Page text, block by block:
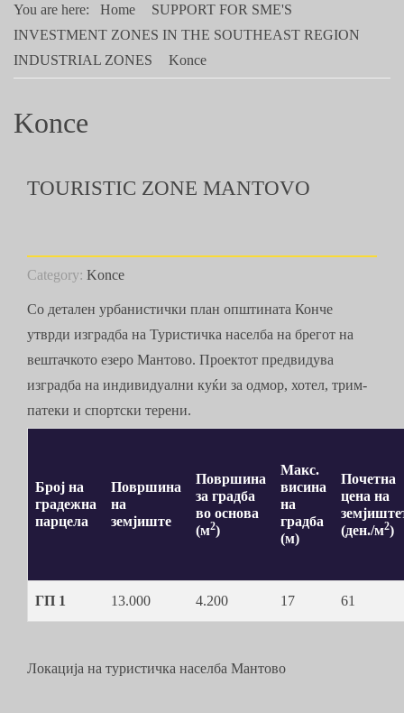
You are here: Home
SUPPORT FOR SME'S
INVESTMENT ZONES IN THE SOUTHEAST REGION
INDUSTRIAL ZONES
Konce
Konce
TOURISTIC ZONE MANTOVO
Category: Konce
Со детален урбанистички план општината Конче
утврди изградба на Туристичка населба на брегот на
вештачкото езеро Мантово. Проектот предвидува
изградба на индивидуални куќи за одмор, хотел, трим-
патеки и спортски терени.
Број на
градежна
парцела
Површина
на
земјиште
Површина
за градба
во основа
(м2)
Макс.
висина
на
градба
(м)
Почетна
цена на
(ден./м2)
ГП 1 13.000 4.200 17 61
Локација на туристичка населба Мантово